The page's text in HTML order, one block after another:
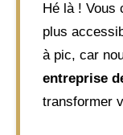
Hé là ! Vous
plus
à pic, car
entreprise
transformer